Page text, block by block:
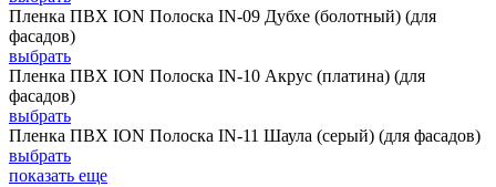
Пленка ПВХ ION Полоска IN-09 Дубхе (болотный) (для
фасадов)
выбрать
Пленка ПВХ ION Полоска IN-10 Акрус (платина) (для
фасадов)
выбрать
Пленка ПВХ ION Полоска IN-11 Шаула (серый) (для фасадов)
выбрать
показать еще